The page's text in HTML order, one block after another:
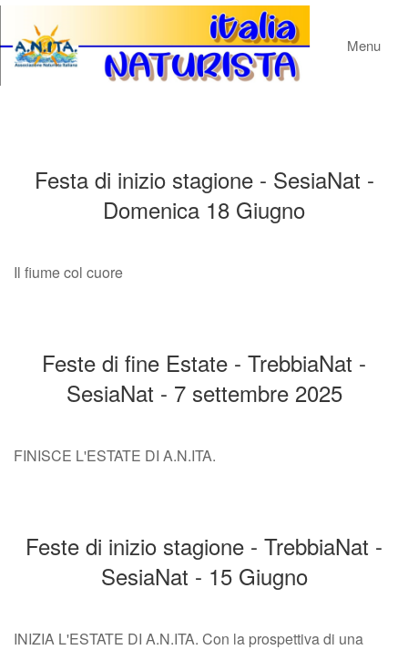
Menu
Festa di inizio stagione - SesiaNat -
Domenica 18 Giugno
Il fiume col cuore
Feste di fine Estate - TrebbiaNat -
SesiaNat - 7 settembre 2025
FINISCE L'ESTATE DI A.N.ITA.
Feste di inizio stagione - TrebbiaNat -
SesiaNat - 15 Giugno
INIZIA L'ESTATE DI A.N.ITA. Con la prospettiva di una